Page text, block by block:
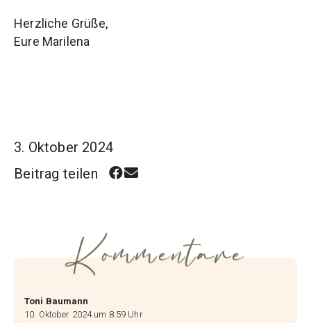
Herzliche Grüße,
Eure Marilena
3. Oktober 2024
Beitrag teilen
Kommentare
Toni Baumann
10. Oktober 2024 um 8:59 Uhr